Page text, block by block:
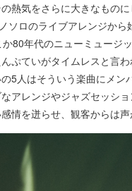
熱気をさらに大きなもの
ソロのライブアレンジから
か80年代のニューミュージ
ぷていがタイムレスと言
5人はそういう楽曲にメン
アレンジやジャズセッシ
情を迸らせ、観客からは声